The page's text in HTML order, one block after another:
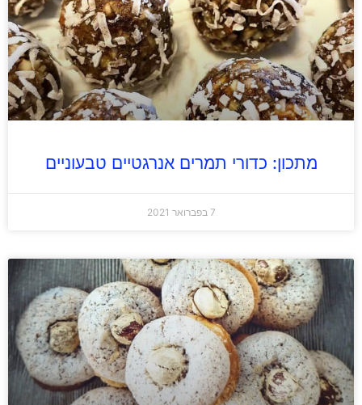
מתכון: כדורי תמרים אנרגטיים טבעוניים
7 בפברואר 2021